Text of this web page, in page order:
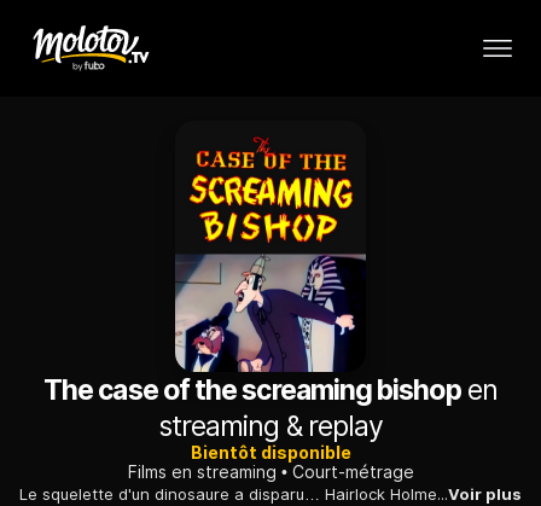
The case of the screaming bishopen
streaming & replay
Bientôt disponible
Films en streaming
Court-métrage
Le squelette d'un dinosaure a disparu… Hairlock Holmes et son assistant Gotsum se rendent au musée pour résoudre l'affaire.Voir plus